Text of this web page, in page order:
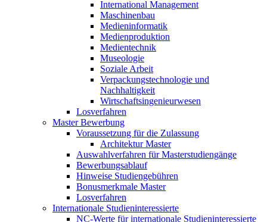
International Management
Maschinenbau
Medieninformatik
Medienproduktion
Medientechnik
Museologie
Soziale Arbeit
Verpackungstechnologie und
Nachhaltigkeit
Wirtschaftsingenieurwesen
Losverfahren
Master Bewerbung
Voraussetzung für die Zulassung
Architektur Master
Auswahlverfahren für Masterstudiengänge
Bewerbungsablauf
Hinweise Studiengebühren
Bonusmerkmale Master
Losverfahren
Internationale Studieninteressierte
NC-Werte für internationale Studieninteressierte